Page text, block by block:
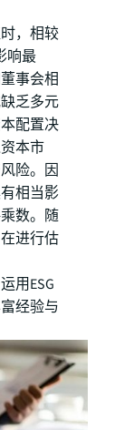
，相较
响最
事会相
乏多元
配置决
本市
险。因
相当影
数。随
进行估
用ESG
经验与